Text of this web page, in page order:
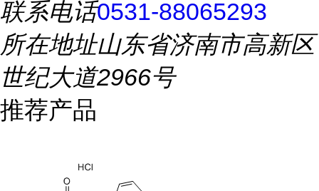
联系电话0531-88065293
所在地址山东省济南市高新区
世纪大道2966号
推荐产品